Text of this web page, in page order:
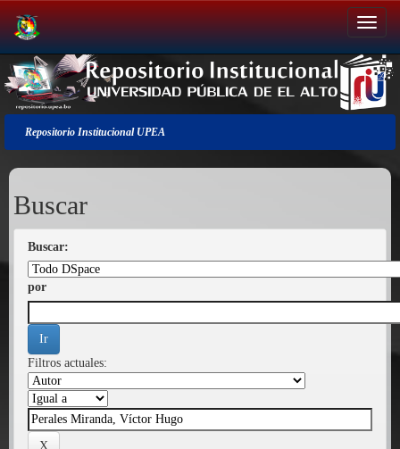
Salir
de
la
navegación
Repositorio Institucional UPEA
Buscar
Buscar:
por
Filtros actuales: